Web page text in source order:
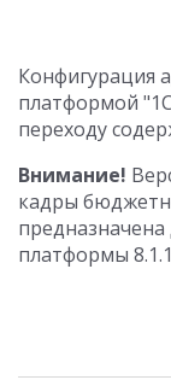
Конфигурация
платформой
переходу
Внимание!
кадры
предназначена
платформы